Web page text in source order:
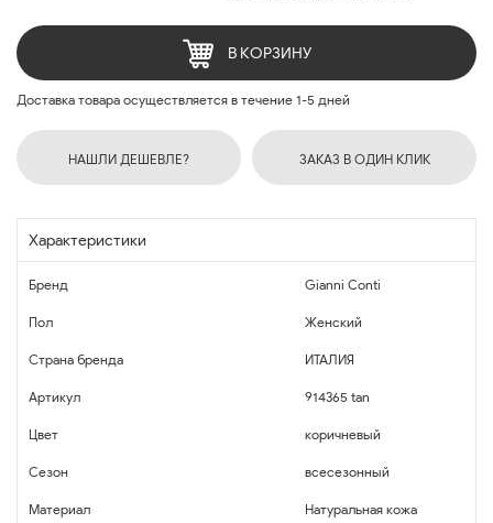
В КОРЗИНУ
Доставка товара осуществляется в течение 1-5 дней
НАШЛИ ДЕШЕВЛЕ? ЗАКАЗ В ОДИН КЛИК
Характеристики
Бренд Gianni Conti
Пол Женский
Страна бренда ИТАЛИЯ
Артикул 914365 tan
Цвет коричневый
Сезон всесезонный
Материал Натуральная кожа